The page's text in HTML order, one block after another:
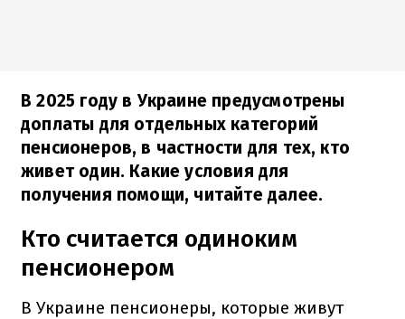
В 2025 году в Украине предусмотрены
доплаты для отдельных категорий
пенсионеров, в частности для тех, кто
живет один. Какие условия для
получения помощи, читайте далее.
Кто считается одиноким
пенсионером
В Украине пенсионеры, которые живут